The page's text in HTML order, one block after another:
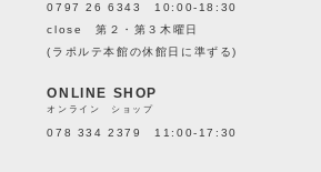
0797 26 6343 10:00-18:30
close 第２・第３木曜日
(ラポルテ本館の休館日に準ずる)
ONLINE SHOP
オンライン ショップ
078 334 2379 11:00-17:30